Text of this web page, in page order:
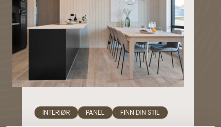
INTERIØR PANEL FINN DIN STIL